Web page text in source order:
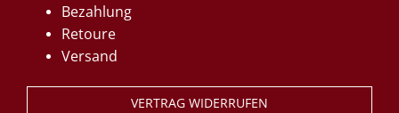
Bezahlung
Retoure
Versand
VERTRAG WIDERRUFEN